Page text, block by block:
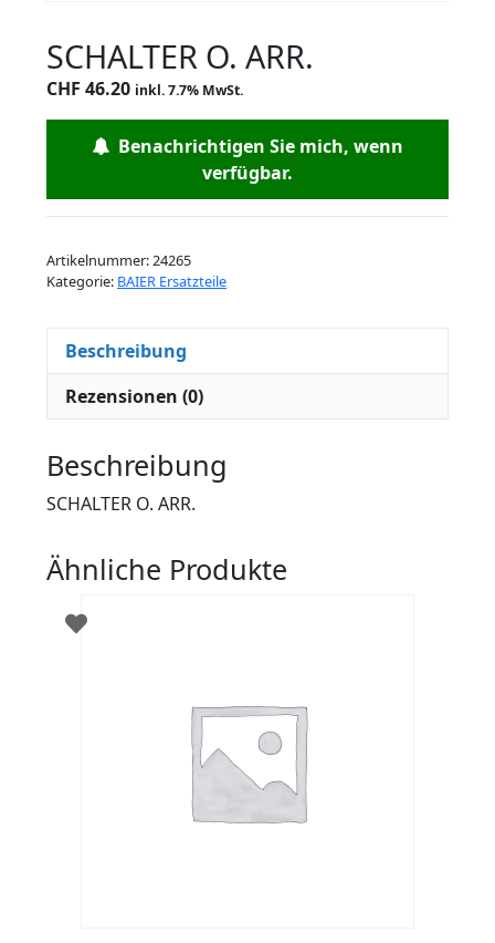
SCHALTER O. ARR.
CHF 46.20 inkl. 7.7% MwSt.
Benachrichtigen Sie mich, wenn
verfügbar.
Artikelnummer:24265
Kategorie: BAIER Ersatzteile
Beschreibung
Rezensionen (0)
Beschreibung
SCHALTER O. ARR.
Ähnliche Produkte